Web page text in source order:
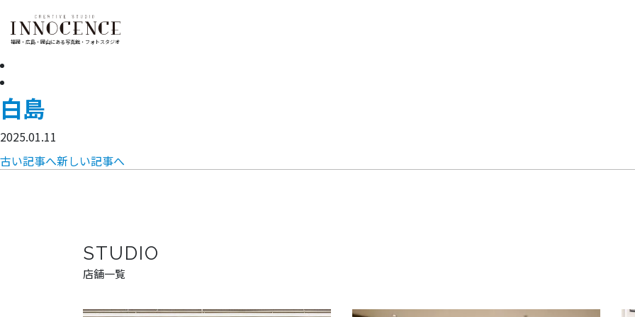
福岡・広島・岡山にある写真館・フォトスタジオ
白島
2025.01.11
古い記事へ新しい記事へ
STUDIO
店舗一覧